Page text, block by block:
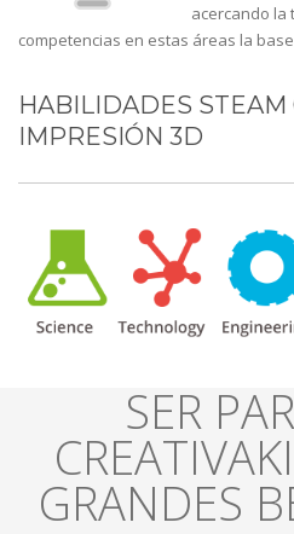
acercando la
competencias en estas áreas la
HABILIDADES STEAM
IMPRESIÓN 3D
SER
GRANDES